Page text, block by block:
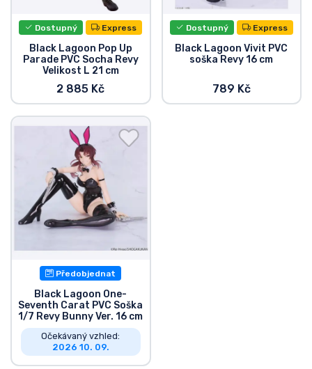
Dostupný Express
Black Lagoon Pop Up
Parade PVC Socha Revy
Velikost L 21 cm
2 885 Kč
Dostupný Express
Black Lagoon Vivit PVC
soška Revy 16 cm
789 Kč
Předobjednat
Black Lagoon One-
Seventh Carat PVC Soška
1/7 Revy Bunny Ver. 16 cm
Očekávaný vzhled:
2026 10. 09.
Anime věci
Hráčské věci
Sportovní věci
Hudební věci
Typy produktů